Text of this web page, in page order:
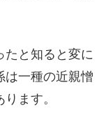
たと知ると変に
は一種の近親憎
ます。